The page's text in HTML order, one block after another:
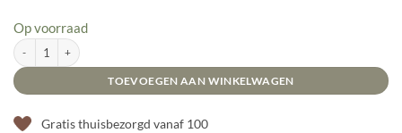
Op voorraad
Inspire My Play - Alfabet set - Kleine Letters aantal
TOEVOEGEN AAN WINKELWAGEN
Gratis thuisbezorgd vanaf 100